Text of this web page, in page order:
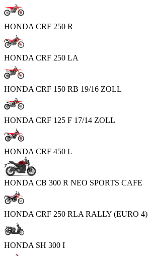
HONDA CRF 250 R
HONDA CRF 250 LA
HONDA CRF 150 RB 19/16 ZOLL
HONDA CRF 125 F 17/14 ZOLL
HONDA CRF 450 L
HONDA CB 300 R NEO SPORTS CAFE
HONDA CRF 250 RLA RALLY (EURO 4)
HONDA SH 300 I